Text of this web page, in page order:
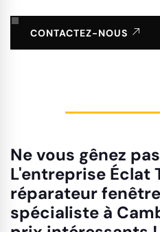
CONTACTEZ-NOUS
Ne vous gênez
L'entreprise Éclat
réparateur
spécialiste à